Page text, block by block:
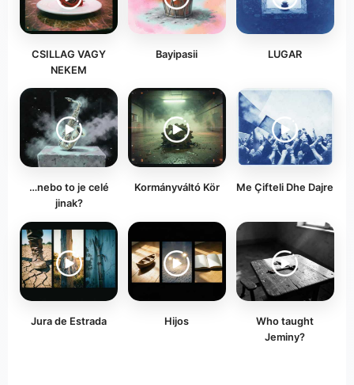
CSILLAG VAGY
NEKEM
Bayipasii LUGAR
…nebo to je celé
jinak?
Kormányváltó Kör Me Çifteli Dhe Dajre
Jura de Estrada Hijos
Who taught
Jeminy?